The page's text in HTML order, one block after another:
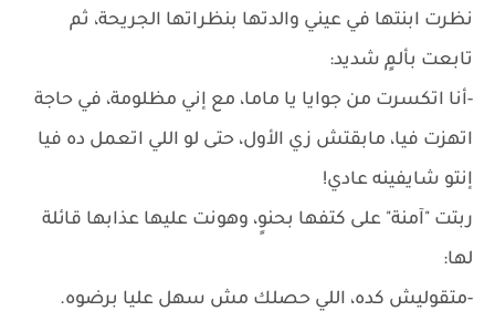
نظرت ابنتها في عيني والدتها بنظراتها الجريحة، ثم
تابعت بألمٍ شديد:
-أنا اتكسرت من جوايا يا ماما، مع إني مظلومة، في حاجة
اتهزت فيا، مابقتش زي الأول، حتى لو اللي اتعمل ده فيا
إنتو شايفينه عادي!
ربتت "آمنة" على كتفها بحنوٍ، وهونت عليها عذابها قائلة
لها:
-متقوليش كده، اللي حصلك مش سهل عليا برضوه.